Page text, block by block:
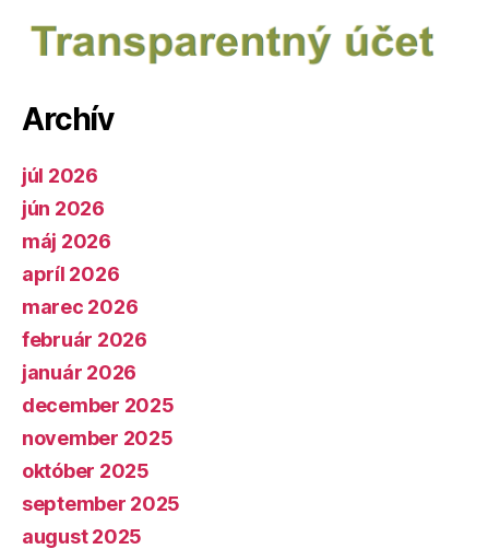
Archív
júl 2026
jún 2026
máj 2026
apríl 2026
marec 2026
február 2026
január 2026
december 2025
november 2025
október 2025
september 2025
august 2025